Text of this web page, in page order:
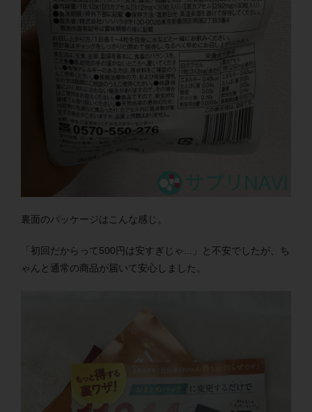
裏面のパッケージはこんな感じ。
「初回だからって500円は安すぎじゃ...」と不安でしたが、ち
ゃんと通常の商品が届いて安心しました。